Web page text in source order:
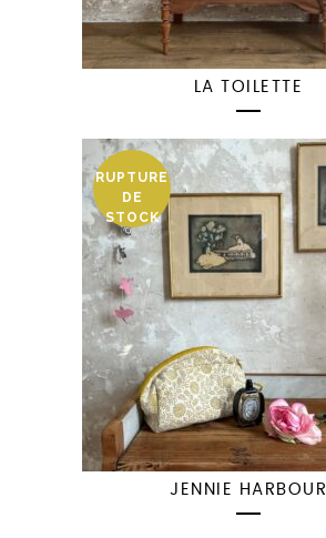
LA TOILETTE
RUPTURE
DE
STOCK
JENNIE HARBOUR